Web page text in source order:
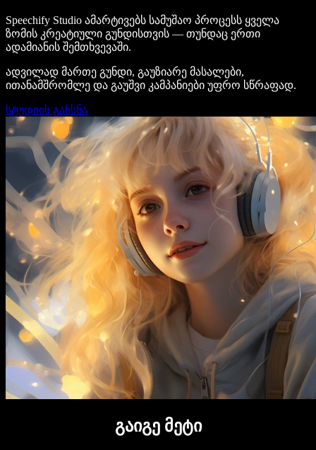
Speechify Studio ამარტივებს სამუშაო პროცესს ყველა
ზომის კრეატიული გუნდისთვის — თუნდაც ერთი
ადამიანის შემთხვევაში.
ადვილად მართე გუნდი, გაუზიარე მასალები,
ითანამშრომლე და გაუშვი კამპანიები უფრო სწრაფად.
სტუდიის გახსნა
გაიგე მეტი